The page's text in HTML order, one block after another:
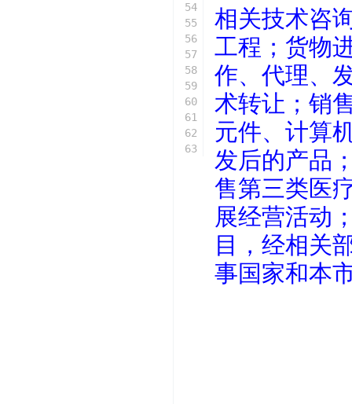
54
55
56
57
58
59
60
61
62
63
相关技术咨
工程；货物
作、代理、
术转让；销
元件、计算
发后的产品
售第三类医
展经营活动
目，经相关
事国家和本